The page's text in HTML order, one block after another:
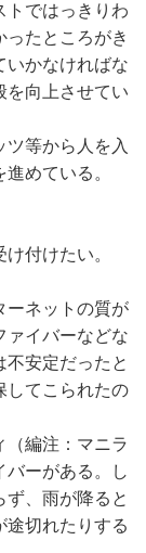
トではっきりわ
たところがき
いかなければな
を向上させてい
等から人を入
めている。
付けたい。
ーネットの質が
ァイバーなどな
不安定だったと
してこられたの
（編注：マニラ
バーがある。し
、雨が降ると
途切れたりする